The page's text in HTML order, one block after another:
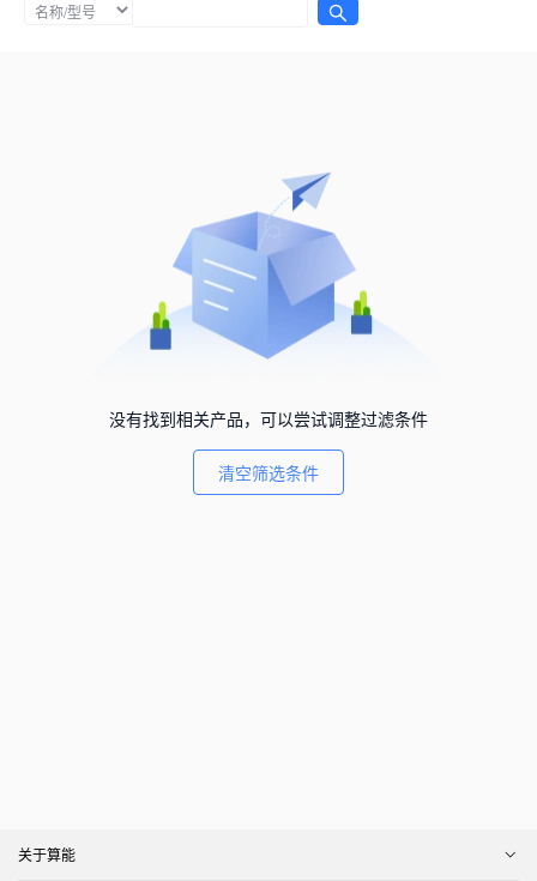
没有找到相关产品，可以尝试调整过滤条件
清空筛选条件
关于算能